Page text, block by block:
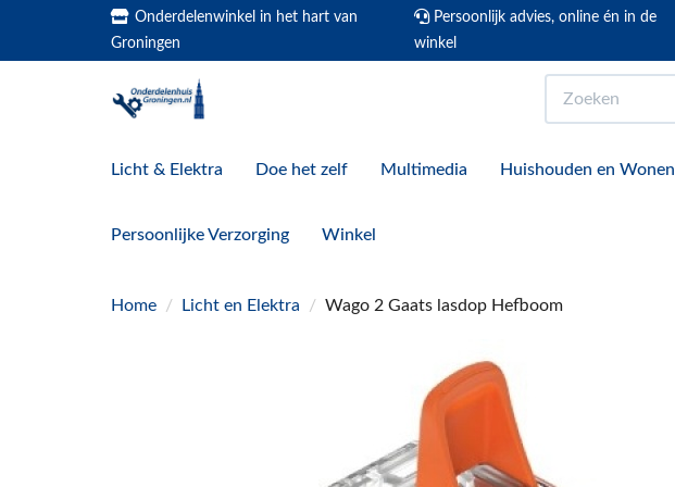
Onderdelenwinkel in het hart van
Groningen
Persoonlijk advies, online én in de
winkel
Licht & Elektra Doe het zelf Multimedia Huishouden en Wonen
Persoonlijke Verzorging Winkel
Home / Licht en Elektra / Wago 2 Gaats lasdop Hefboom